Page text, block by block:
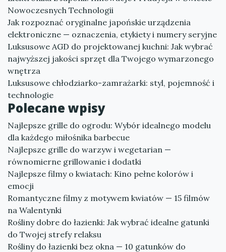
Nowoczesnych Technologii
Jak rozpoznać oryginalne japońskie urządzenia
elektroniczne — oznaczenia, etykiety i numery seryjne
Luksusowe AGD do projektowanej kuchni: Jak wybrać
najwyższej jakości sprzęt dla Twojego wymarzonego
wnętrza
Luksusowe chłodziarko-zamrażarki: styl, pojemność i
technologie
Polecane wpisy
Najlepsze grille do ogrodu: Wybór idealnego modelu
dla każdego miłośnika barbecue
Najlepsze grille do warzyw i wegetarian —
równomierne grillowanie i dodatki
Najlepsze filmy o kwiatach: Kino pełne kolorów i
emocji
Romantyczne filmy z motywem kwiatów — 15 filmów
na Walentynki
Rośliny dobre do łazienki: Jak wybrać idealne gatunki
do Twojej strefy relaksu
Rośliny do łazienki bez okna — 10 gatunków do